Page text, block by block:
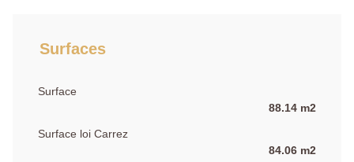
Surfaces
Surface
88.14 m2
Surface loi Carrez
84.06 m2